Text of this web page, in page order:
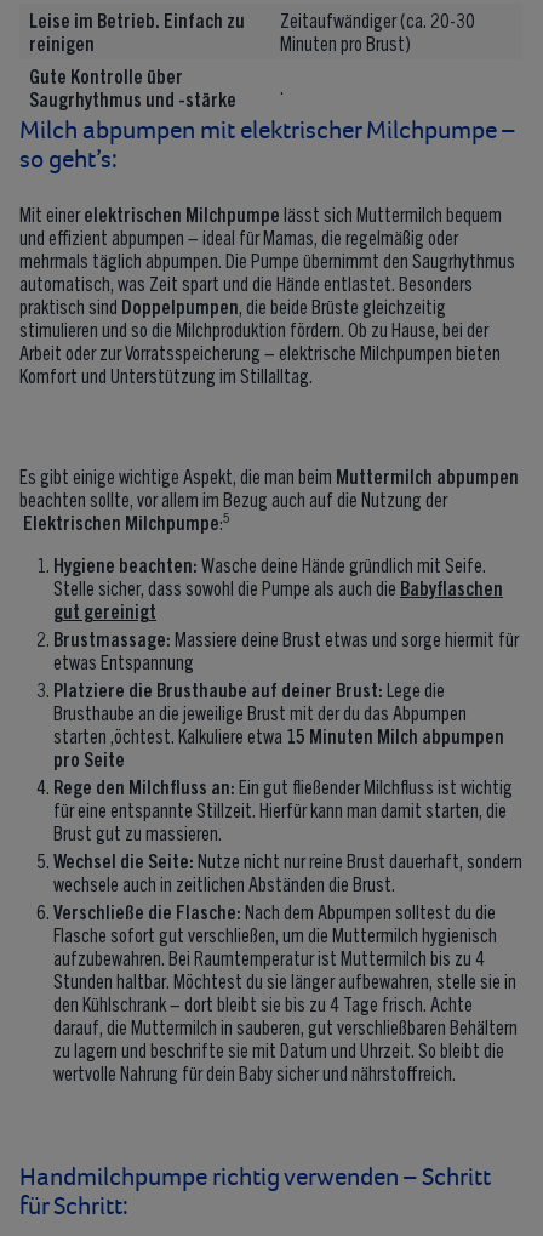
Leise im Betrieb. Einfach zu
reinigen
Zeitaufwändiger (ca. 20-30
Minuten pro Brust)
Gute Kontrolle über
Saugrhythmus und -stärke
Milch abpumpen mit elektrischer Milchpumpe –
so geht’s:
Mit einerelektrischen Milchpumpe lässt sich Muttermilch bequem
und effizient abpumpen – ideal für Mamas, die regelmäßig oder
mehrmals täglich abpumpen. Die Pumpe übernimmt den Saugrhythmus
automatisch, was Zeit spart und die Hände entlastet. Besonders
praktisch sind Doppelpumpen , die beide Brüste gleichzeitig
stimulieren und so die Milchproduktion fördern. Ob zu Hause, bei der
Arbeit oder zur Vorratsspeicherung – elektrische Milchpumpen bieten
Komfort und Unterstützung im Stillalltag.
Es gibt einige wichtige Aspekt, die man beim Muttermilch abpumpen
beachten sollte, vor allem im Bezug auch auf die Nutzung der
Elektrischen Milchpumpe:5
Hygiene beachten: Wasche deine Hände gründlich mit Seife.
Stelle sicher, dass sowohl die Pumpe als auch die Babyflaschen
gut gereinigt
Brustmassage: Massiere deine Brust etwas und sorge hiermit für
etwas Entspannung
Platziere die Brusthaube auf deiner Brust: Lege die
Brusthaube an die jeweilige Brust mit der du das Abpumpen
starten ,öchtest. Kalkuliere etwa 15 Minuten Milch abpumpen
pro Seite
Rege den Milchfluss an: Ein gut fließender Milchfluss ist wichtig
für eine entspannte Stillzeit. Hierfür kann man damit starten, die
Brust gut zu massieren.
Wechsel die Seite: Nutze nicht nur reine Brust dauerhaft, sondern
wechsele auch in zeitlichen Abständen die Brust.
Verschließe die Flasche: Nach dem Abpumpen solltest du die
Flasche sofort gut verschließen, um die Muttermilch hygienisch
aufzubewahren. Bei Raumtemperatur ist Muttermilch bis zu 4
Stunden haltbar. Möchtest du sie länger aufbewahren, stelle sie in
den Kühlschrank – dort bleibt sie bis zu 4 Tage frisch. Achte
darauf, die Muttermilch in sauberen, gut verschließbaren Behältern
zu lagern und beschrifte sie mit Datum und Uhrzeit. So bleibt die
wertvolle Nahrung für dein Baby sicher und nährstoffreich.
Handmilchpumpe richtig verwenden – Schritt
für Schritt: